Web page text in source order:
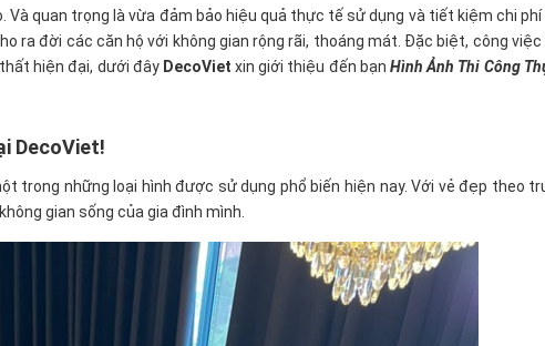
quan trọng là vừa đảm bảo hiệu quả thực tế sử dụng và tiết kiệm chi phí
ra đời các căn hộ với không gian rộng rãi, thoáng mát. Đặc biệt, công việc
hiện đại, dưới đây DecoViet xin giới thiệu đến bạn Hình Ảnh Thi Công
DecoViet!
trong những loại hình được sử dụng phổ biến hiện nay. Với vẻ đẹp theo
gian sống của gia đình mình.